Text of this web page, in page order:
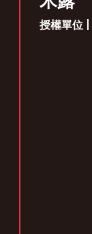
授權單位